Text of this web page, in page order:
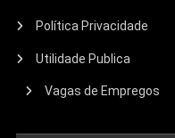
Política Privacidade
Utilidade Publica
Vagas de Empregos